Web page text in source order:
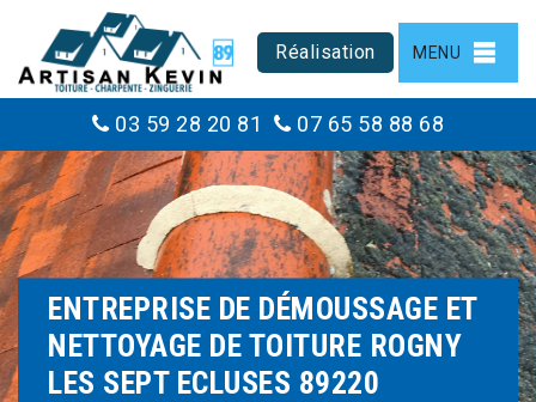
Réalisation MENU
03 59 28 20 81 07 65 58 88 68
ENTREPRISE DE DÉMOUSSAGE ET
NETTOYAGE DE TOITURE ROGNY
LES SEPT ECLUSES 89220